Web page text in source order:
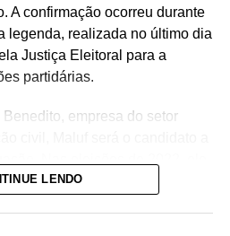
A confirmação ocorreu durante
legenda, realizada no último dia
Justiça Eleitoral para a
partidárias.
empresa do setor
chapa do senador Jayme
LENDO